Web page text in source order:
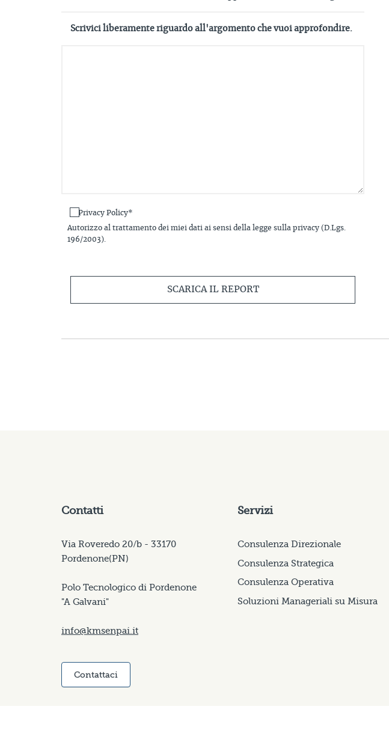
Scrivici liberamente riguardo all'argomento che vuoi approfondire.
Privacy Policy*
Autorizzo al trattamento dei miei dati ai sensi della legge sulla privacy (D.Lgs.
196/2003).
Contatti
Via Roveredo 20/b - 33170
Pordenone(PN)
Polo Tecnologico di Pordenone
"A Galvani"
info@kmsenpai.it
Contattaci
Servizi
Consulenza Direzionale
Consulenza Strategica
Consulenza Operativa
Soluzioni Manageriali su Misura